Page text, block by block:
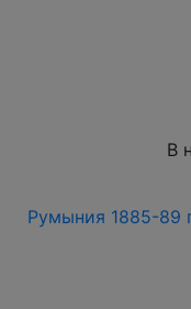
В
Румыния 1885-89